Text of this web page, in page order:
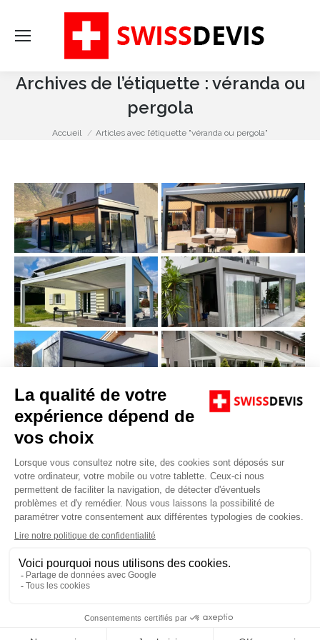
Archives de l’étiquette : véranda ou
pergola
Accueil Articles avec l’étiquette "véranda ou pergola"
Véranda ou Pergola ? 6 Pistes pour
Choisir
Non classé Par Swissdevis 27/09/2024
Choisir le bon devis entre véranda ou pergola peut
être intéressant même si nous vous en proposons
3 gratuits immédiatement ! En effet, un abri de
terrasse en dur est un investissement sur le long
terme alors autant combler tous ses besoins au
juste prix. D’autant plus quand il s’agit d’agrandir sa